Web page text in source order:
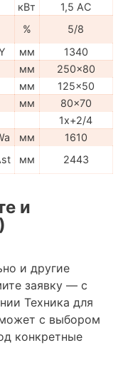
кВт
1,5 AC
%
5/8
мм
1340
мм
250x80
мм
125x50
мм
80x70
1x+2/4
мм
1610
мм 2443
и
и другие
заявку — с
Техника для
с выбором
конкретные